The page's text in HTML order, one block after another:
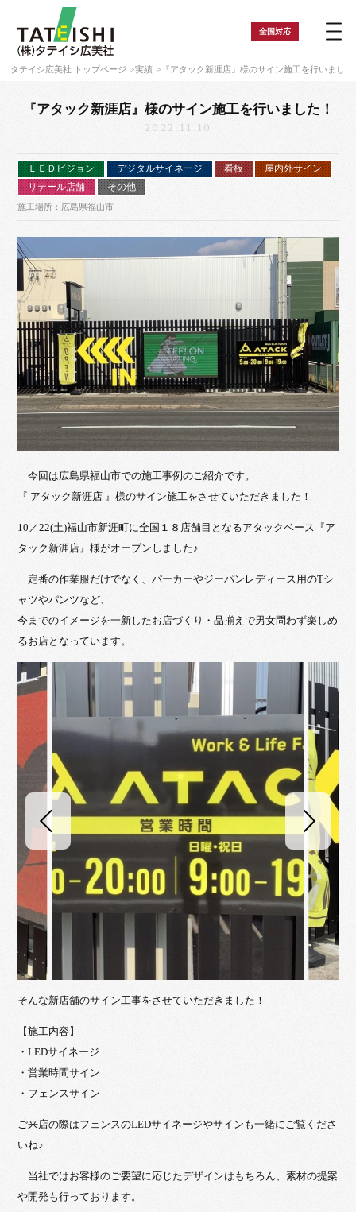
全国対応
タテイシ広美社 トップページ 実績 『アタック新涯店』様のサイン施工を行いました
『アタック新涯店』様のサイン施工を行いました！
2022.11.10
ＬＥＤビジョン デジタルサイネージ 看板
屋内外サイン
リテール店舗
その他
施工場所：広島県福山市
今回は広島県福山市での施工事例のご紹介です。
『 アタック新涯店 』様のサイン施工をさせていただきました！
10／22(土)福山市新涯町に全国１８店舗目となるアタックベース『ア
タック新涯店』様がオープンしました♪
定番の作業服だけでなく、パーカーやジーパンレディース用のTシ
ャツやパンツなど、
今までのイメージを一新したお店づくり・品揃えで男女問わず楽しめ
るお店となっています。
そんな新店舗のサイン工事をさせていただきました！
【施工内容】
・LEDサイネージ
・営業時間サイン
・フェンスサイン
ご来店の際はフェンスのLEDサイネージやサインも一緒にご覧くださ
いね♪
当社ではお客様のご要望に応じたデザインはもちろん、素材の提案
や開発も行っております。